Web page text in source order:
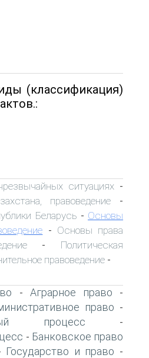
(классификация)
ситуациях -
правоведение -
Беларусь - Основы
- Основы права
- Политическая
правоведение -
- Аграрное право -
право -
процесс -
- Банковское право
Государство и право -